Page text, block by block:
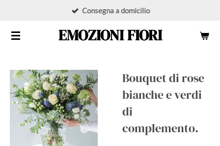
contenuto
EMOZIONI FIORI
Consegna a domicilio
Bouquet di rose
bianche e verdi
di
complemento.